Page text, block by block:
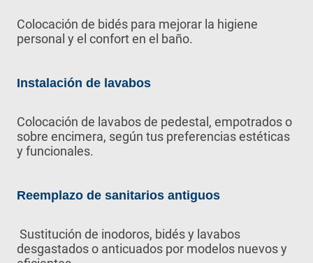
Colocación de bidés para mejorar la higiene
personal y el confort en el baño.
Instalación de lavabos
Colocación de lavabos de pedestal, empotrados o
sobre encimera, según tus preferencias estéticas
y funcionales.
Reemplazo de sanitarios antiguos
Sustitución de inodoros, bidés y lavabos
desgastados o anticuados por modelos nuevos y